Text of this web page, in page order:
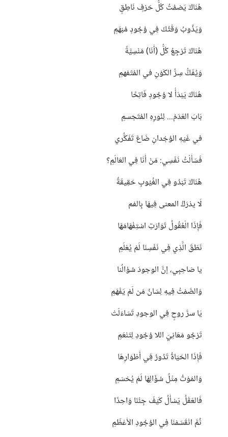
هُنَاكَ يَصْمُتُ كُلُّ حَرْفٍ نَاطِقٍ
وَيَذُوبُ وَقْتُكَ فِي وُجُودٍ مُبْهَمِ
هُنَاكَ تَرْجِعُ كُلُّ (أَنَا) مَنْسِيَّةً
وَيُفَكُّ سِرُّ الكَوْنِ في المُتَفهمِ
هُنَاكَ يَبْدَأُ لا وُجُودٍ فَاتِحًا
بَابَ العَدَمْ... لِنُورِهِ المُتَجسمِ
في غَيْهِ الوُجْدانِ ضَاعَ تَفَكُّري
فَسَأَلْتُ نَفْسِي: مَنْ أَنَا فِي العَالَمِ؟
هُنَاكَ تَبْدُو فِي الغُيُوبِ حَقِيقَةٌ
لَا يدْرَكُ المعنى فِيهَا بِالفم
فَإِذَا الْعُقُولُ تَوَارَتِ اسْتِفْهَامَهَا
نَطَقَ الَّذِي فِي نَفْسِنَا لَمْ يُعْلَمِ
يا صَاحِبِي، إنَّ الوجودَ سُؤالُنا
وَالصَّمْتُ فِيهِ لِسَانُ مَن لَمْ يَفْهَمِ
يَا سرَّ روحٍ فِي الوجودِ تَسَاءَلَتْ
تَرْجُو مَعَانِيَ اللا وُجُودِ لِتَنْعَمِ
فَإِذَا الحَيَاةُ تَدُورُ فِي أَطْوَارِهَا
وَالمَوْتُ مِثْلُ سُؤَالِهَا لَمْ يُحْسَمِ
فَالعَقْلُ يَسْأَلُ كَيْفَ جِئْنَا وَاحِدًا
ثُمَّ انْقَسَمْنَا فِي الوُجُودِ الأَعْظَمِ